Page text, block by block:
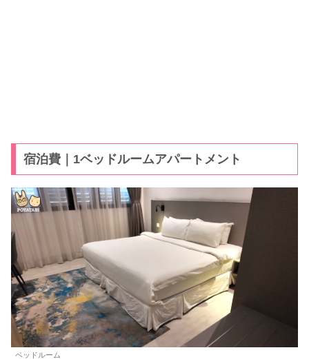
宿泊費｜1ベッドルームアパートメント
ベッドルーム